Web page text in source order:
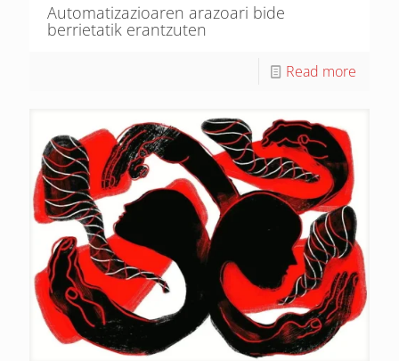
Automatizazioaren arazoari bide
berrietatik erantzuten
Read more